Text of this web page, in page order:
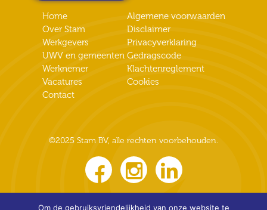
Home
Over Stam
Werkgevers
UWV en gemeenten
Werknemer
Vacatures
Contact
Algemene voorwaarden
Disclaimer
Privacyverklaring
Gedragscode
Klachtenreglement
Cookies
©2025 Stam BV, alle rechten voorbehouden.
Om de gebruiksvriendelijkheid van onze website te